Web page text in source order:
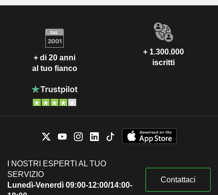
+ di 20 anni
al tuo fianco
+ 1.300.000
iscritti
I NOSTRI ESPERTI AL TUO
SERVIZIO
Lunedì-Venerdì 09:00-12:00/14:00-
Contattaci